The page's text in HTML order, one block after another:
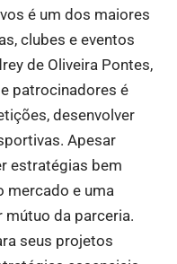
é um dos maiores
clubes e eventos
de Oliveira Pontes,
patrocinadores é
desenvolver
Apesar
estratégias bem
mercado e uma
da parceria.
seus projetos